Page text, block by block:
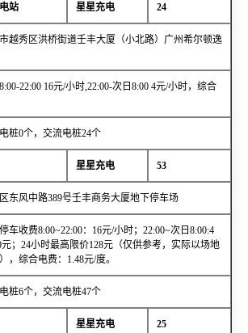
站 星星充电 24
越秀区洪桥街道壬丰大厦（小北路）广州希尔顿逸
22:00 16元/小时,22:00-次日8:00 4元/小时，综合
桩0个，交流电桩24个
星星充电 53
东风中路389号壬丰商务大厦地下停车场
车收费8:00~22:00：16元/小时；22:00~次日8:00:4
；24小时最高限价128元（仅供参考，实际以场地
，综合电费：1.48元/度。
桩6个，交流电桩47个
星星充电 25